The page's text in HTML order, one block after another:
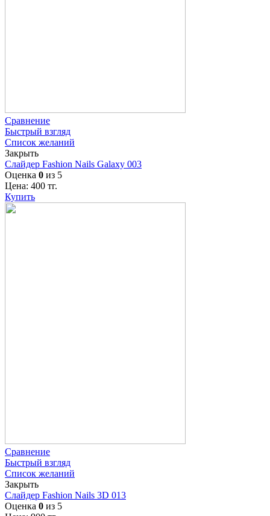
Сравнение
Быстрый взгляд
Список желаний
Закрыть
Слайдер Fashion Nails Galaxy 003
Оценка 0 из 5
Цена: 400 тг.
Купить
Сравнение
Быстрый взгляд
Список желаний
Закрыть
Слайдер Fashion Nails 3D 013
Оценка 0 из 5